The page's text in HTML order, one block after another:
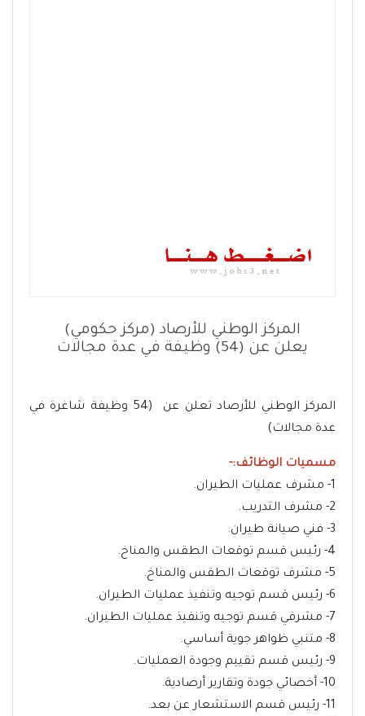
المركز الوطني للأرصاد (مركز حكومي)
يعلن عن (54) وظيفة في عدة مجالات
المركز الوطني للأرصاد تعلن عن (54 وظيفة شاغرة في
عدة مجالات)
مسميات الوظائف:-
1- مشرف عمليات الطيران.
2- مشرف التدريب.
3- فني صيانة طيران.
4- رئيس قسم توقعات الطقس والمناخ.
5- مشرف توقعات الطقس والمناخ.
6- رئيس قسم توجيه وتنفيذ عمليات الطيران.
7- مشرفي قسم توجيه وتنفيذ عمليات الطيران.
8- متنبي ظواهر جوية أساسي.
9- رئيس قسم تقييم وجودة العمليات.
10- أخصائي جودة وتقارير أرصادية.
11- رئيس قسم الاستشعار عن بعد.